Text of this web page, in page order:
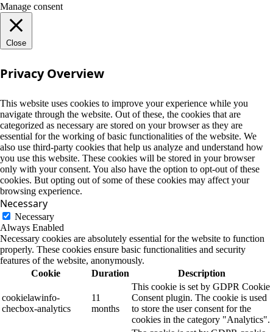
Manage consent
Close
Privacy Overview
This website uses cookies to improve your experience while you
navigate through the website. Out of these, the cookies that are
categorized as necessary are stored on your browser as they are
essential for the working of basic functionalities of the website. We
also use third-party cookies that help us analyze and understand how
you use this website. These cookies will be stored in your browser
only with your consent. You also have the option to opt-out of these
cookies. But opting out of some of these cookies may affect your
browsing experience.
Necessary
Necessary
Always Enabled
Necessary cookies are absolutely essential for the website to function
properly. These cookies ensure basic functionalities and security
features of the website, anonymously.
Cookie
Duration Description
cookielawinfo-
checbox-analytics
11
months
This cookie is set by GDPR Cookie
Consent plugin. The cookie is used
to store the user consent for the
cookies in the category "Analytics".